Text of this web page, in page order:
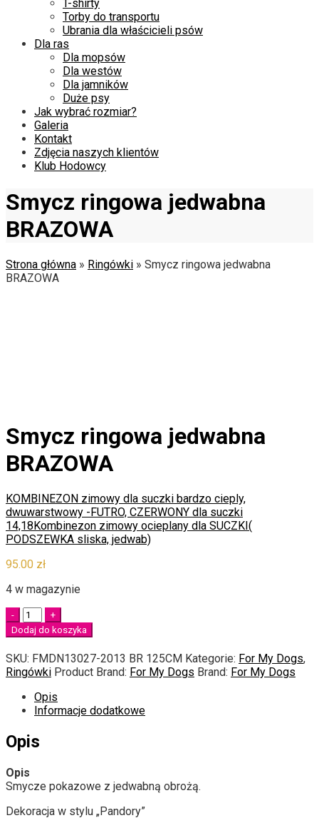
T-shirty
Torby do transportu
Ubrania dla właścicieli psów
Dla ras
Dla mopsów
Dla westów
Dla jamników
Duże psy
Jak wybrać rozmiar?
Galeria
Kontakt
Zdjęcia naszych klientów
Klub Hodowcy
Smycz ringowa jedwabna
BRAZOWA
Strona główna » Ringówki » Smycz ringowa jedwabna
BRAZOWA
Smycz ringowa jedwabna
BRAZOWA
KOMBINEZON zimowy dla suczki bardzo cieply,
dwuwarstwowy -FUTRO, CZERWONY dla suczki
14,18 Kombinezon zimowy ocieplany dla SUCZKI(
PODSZEWKA sliska, jedwab)
95.00 zł
4 w magazynie
Quantity
Dodaj do koszyka
SKU: FMDN13027-2013 BR 125CM Kategorie: For My Dogs,
Ringówki Product Brand: For My Dogs Brand: For My Dogs
Opis
Informacje dodatkowe
Opis
Opis
Smycze pokazowe z jedwabną obrożą.
Dekoracja w stylu „Pandory”